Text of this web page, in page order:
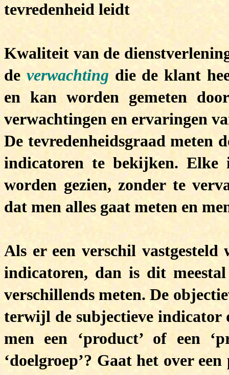
tevredenheid leidt
Kwaliteit van de
de verwachting die de klant
en kan worden gemeten
verwachtingen en ervaringen
De tevredenheidsgraad meten
indicatoren te bekijken.
worden gezien, zonder te
dat men alles gaat meten en
Als er een verschil vastgesteld
indicatoren, dan is dit
verschillends meten. De
terwijl de subjectieve indicator
men een ‘product’ of een
‘doelgroep’? Gaat het over